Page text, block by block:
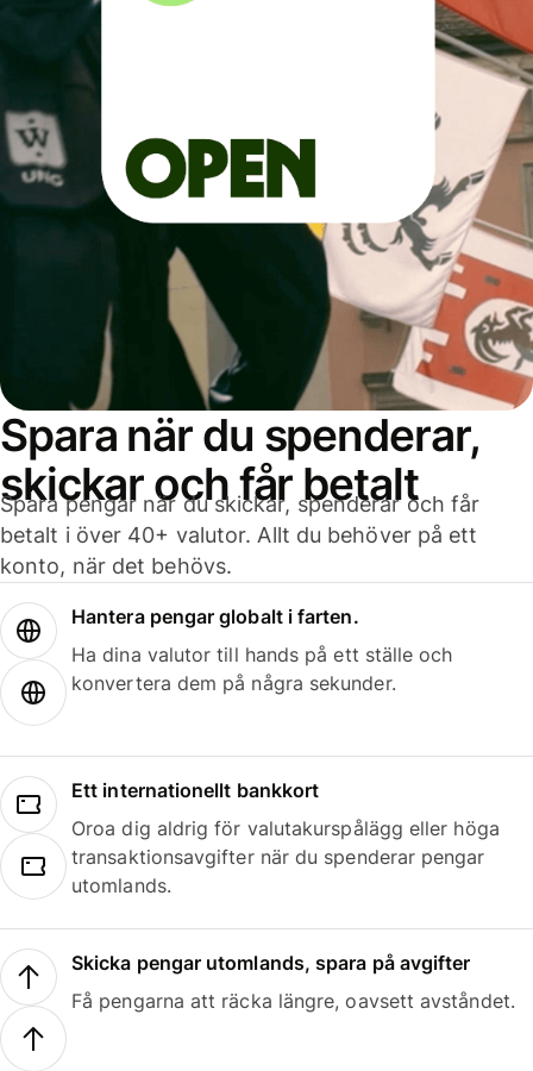
Spara när du spenderar,
skickar och får betalt
Spara pengar när du skickar, spenderar och får
betalt i över 40+ valutor. Allt du behöver på ett
konto, när det behövs.
Hantera pengar globalt i farten.
Ha dina valutor till hands på ett ställe och
konvertera dem på några sekunder.
Ett internationellt bankkort
Oroa dig aldrig för valutakurspålägg eller höga
transaktionsavgifter när du spenderar pengar
utomlands.
Skicka pengar utomlands, spara på avgifter
Få pengarna att räcka längre, oavsett avståndet.